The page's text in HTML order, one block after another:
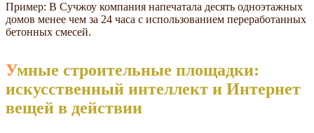
Пример: В Сучжоу компания напечатала десять одноэтажных
домов менее чем за 24 часа с использованием переработанных
бетонных смесей.
Умные строительные площадки:
искусственный интеллект и Интернет
вещей в действии